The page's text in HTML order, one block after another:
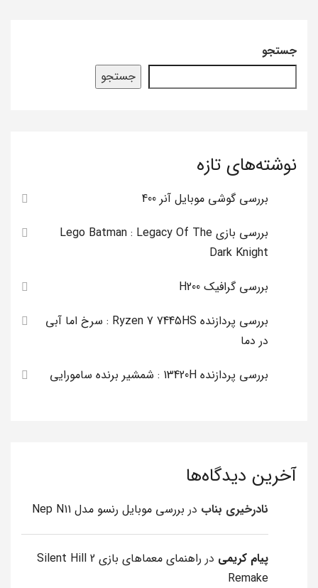
جستجو
جستجو
نوشته‌های تازه
بررسی گوشی موبایل آنر 400
بررسی بازی Lego Batman : Legacy Of The
Dark Knight
بررسی گرافیک H200
بررسی پردازنده Ryzen 7 7445HS : سرخ اما آبی
در دما
بررسی پردازنده 13420H : شمشیر برنده سامورایی
آخرین دیدگاه‌ها
نادرخیری بناب در بررسی موبایل رنسو مدل Nep N11
پیام کریمی در
راهنمای معماهای بازی Silent Hill 2
Remake